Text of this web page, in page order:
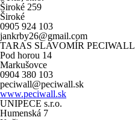
Široké 259
Široké
0905 924 103
jankrby26@gmail.com
TARAS SLAVOMÍR PECIWALL
Pod horou 14
Markušovce
0904 380 103
peciwall@peciwall.sk
www.peciwall.sk
UNIPECE s.r.o.
Humenská 7